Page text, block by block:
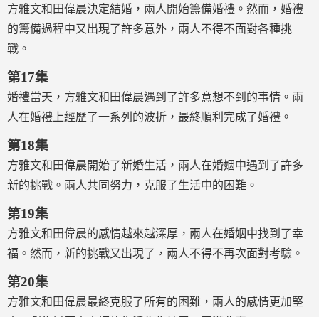
方雅文和田偉晨決定結婚，兩人開始籌備婚禮。然而，婚禮
的籌備過程中又出現了許多意外，兩人不得不面對各種挑
戰。
第17集
婚禮當天，方雅文和田偉晨遇到了許多意想不到的事情。兩
人在婚禮上經歷了一系列的波折，最終順利完成了婚禮。
第18集
方雅文和田偉晨開始了新婚生活，兩人在婚姻中遇到了許多
新的挑戰。兩人共同努力，克服了生活中的困難。
第19集
方雅文和田偉晨的感情越來越深厚，兩人在婚姻中找到了幸
福。然而，新的挑戰又出現了，兩人不得不再次面對考驗。
第20集
方雅文和田偉晨最終克服了所有的困難，兩人的感情更加堅